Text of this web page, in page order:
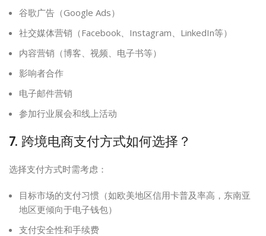
谷歌广告（Google Ads）
社交媒体营销（Facebook、Instagram、LinkedIn等）
内容营销（博客、视频、电子书等）
影响者合作
电子邮件营销
参加行业展会和线上活动
7. 跨境电商支付方式如何选择？
选择支付方式时需考虑：
目标市场的支付习惯（如欧美地区信用卡普及率高，东南亚
地区更倾向于电子钱包）
支付安全性和手续费